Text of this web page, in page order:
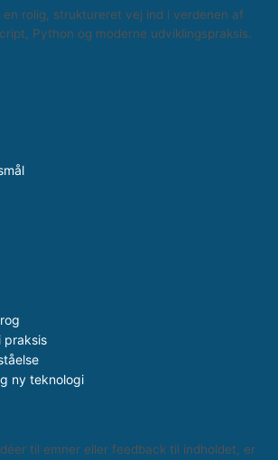
rolig, struktureret vej ind i verdenen af
Python og moderne udviklingspraksis.
praksis
ny teknologi
til emner eller feedback til indholdet, er